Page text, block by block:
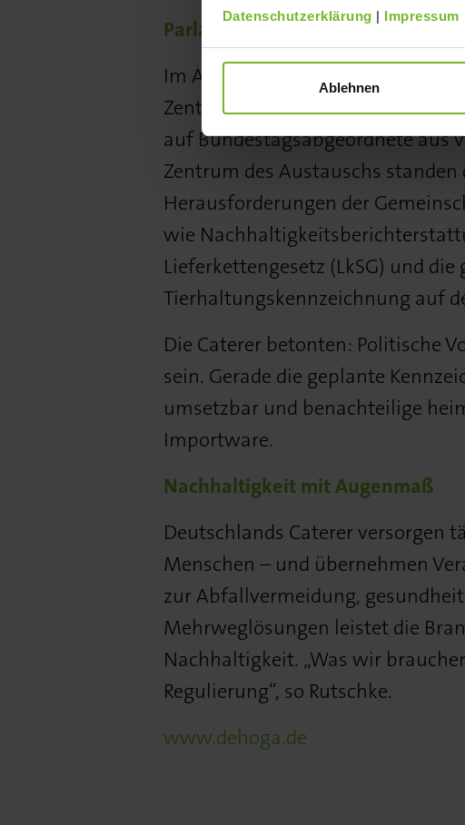
Datenschutzerklärung | Impressum
Ablehnen
Parlamentarischer Abend bringt
Im Anschluss lud der Verband
Zentrum Berlins. Vertreter
auf Bundestagsabgeordnete aus
Zentrum des Austauschs
Herausforderungen der
wie
Lieferkettengesetz (LkSG) und
Tierhaltungskennzeichnung auf
Die Caterer betonten: Politische
sein. Gerade die geplante
umsetzbar und benachteilige
Importware.
Nachhaltigkeit mit Augenmaß
Deutschlands Caterer versorgen
Menschen – und übernehmen
zur Abfallvermeidung,
Mehrweglösungen leistet die
Nachhaltigkeit. „Was wir
Regulierung“, so Rutschke.
www.dehoga.de